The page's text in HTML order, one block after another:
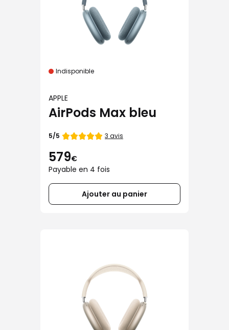
Indisponible
APPLE
AirPods Max bleu
Note
5/5 3 avis
579€
Payable en 4 fois
Ajouter au panier